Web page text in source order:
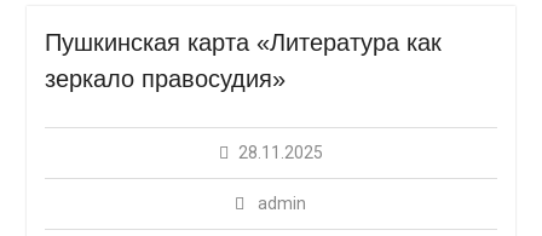
Пушкинская карта «Литература как
зеркало правосудия»
28.11.2025
admin